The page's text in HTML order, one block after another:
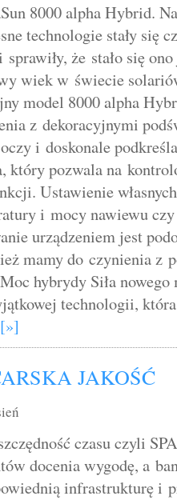
8000 alpha Hybrid.
technologie stały się
że stało się
wiek w świecie
model 8000 alpha
z dekoracyjnymi
i doskonale
który pozwala na
Ustawienie
i mocy nawiewu czy
urządzeniem jest
mamy do czynienia z
hybrydy Siła nowego
technologii,
[»]
JAKOŚĆ
czasu czyli
docenia wygodę, a
infrastrukturę i